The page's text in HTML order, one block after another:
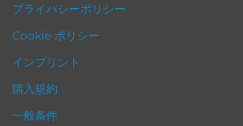
プライバシーポリシー
Cookie ポリシー
インプリント
購入規約
一般条件